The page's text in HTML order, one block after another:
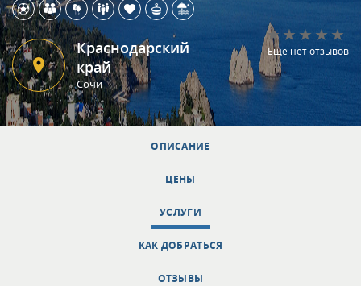
Краснодарский
край
Сочи
Еще нет отзывов
ОПИСАНИЕ
ЦЕНЫ
УСЛУГИ
КАК ДОБРАТЬСЯ
ОТЗЫВЫ